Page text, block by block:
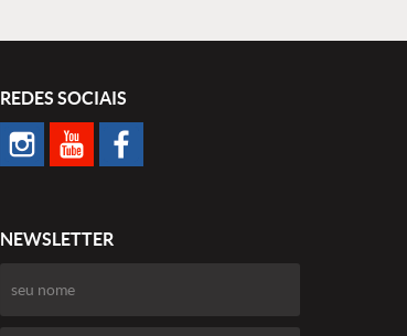
REDES SOCIAIS
NEWSLETTER